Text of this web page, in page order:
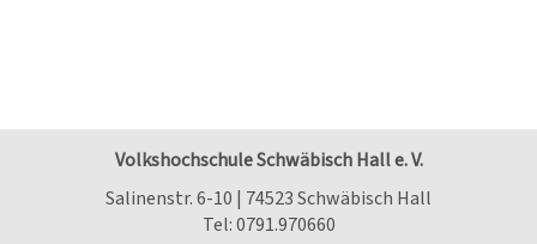
Volkshochschule Schwäbisch Hall e. V.
Salinenstr. 6-10 | 74523 Schwäbisch Hall
Tel:0791.970660